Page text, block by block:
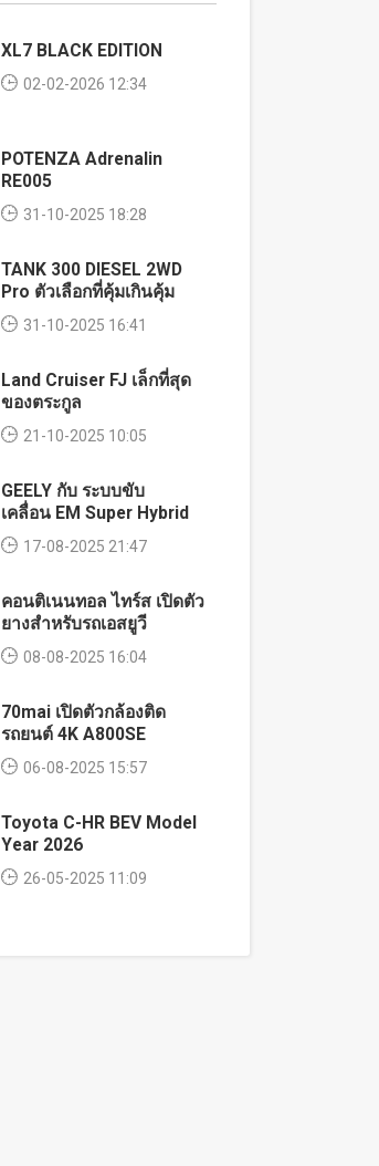
XL7 BLACK EDITION
02-02-2026 12:34
POTENZA Adrenalin
RE005
31-10-2025 18:28
TANK 300 DIESEL 2WD
Pro ตัวเลือกที่คุ้มเกินคุ้ม
31-10-2025 16:41
Land Cruiser FJ เล็กที่สุด
ของตระกูล
21-10-2025 10:05
GEELY กับ ระบบขับ
เคลื่อน EM Super Hybrid
17-08-2025 21:47
คอนติเนนทอล ไทร์ส เปิดตัว
ยางสำหรับรถเอสยูวี
08-08-2025 16:04
70mai เปิดตัวกล้องติด
รถยนต์ 4K A800SE
06-08-2025 15:57
Toyota C-HR BEV Model
Year 2026
26-05-2025 11:09